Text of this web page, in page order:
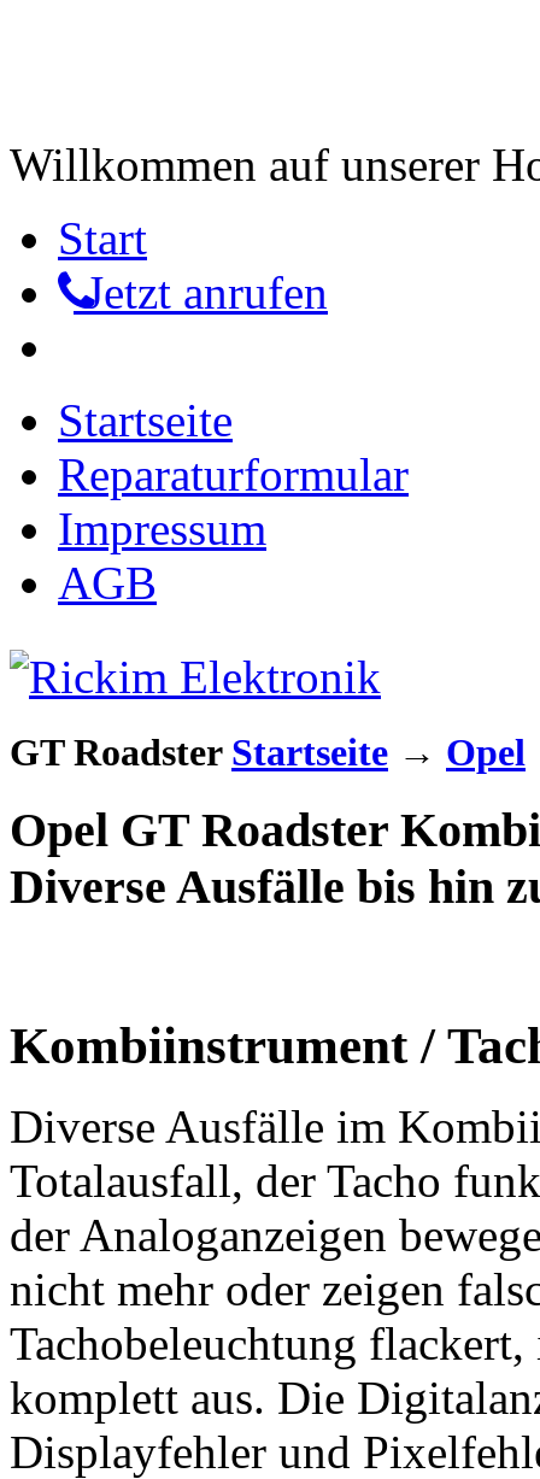
Willkommen auf unserer
Start
Jetzt anrufen
Startseite
Reparaturformular
Impressum
AGB
GT Roadster Startseite → Opel
Opel GT Roadster
Diverse Ausfälle bis hin
Kombiinstrument /
Diverse Ausfälle im
Totalausfall, der Tacho
der Analoganzeigen
nicht mehr oder zeigen
Tachobeleuchtung
komplett aus. Die
Displayfehler und